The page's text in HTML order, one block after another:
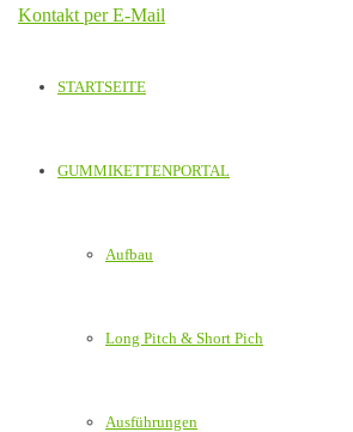
Kontakt per E-Mail
STARTSEITE
GUMMIKETTENPORTAL
Aufbau
Long Pitch & Short Pich
Ausführungen